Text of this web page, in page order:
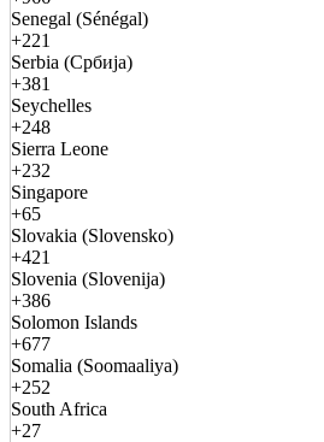
Senegal (Sénégal)
+221
Serbia (Србија)
+381
Seychelles
+248
Sierra Leone
+232
Singapore
+65
Slovakia (Slovensko)
+421
Slovenia (Slovenija)
+386
Solomon Islands
+677
Somalia (Soomaaliya)
+252
South Africa
+27